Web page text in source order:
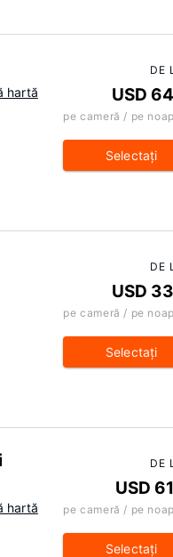
hartă
DE
USD
pe cameră / pe
Selectaţi
DE
USD
pe cameră / pe
Selectaţi
hartă
DE
USD
pe cameră / pe
Selectaţi